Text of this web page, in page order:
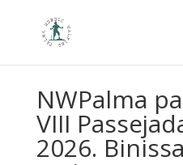
NWPalma
VIII
2026.